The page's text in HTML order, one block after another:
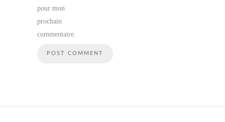
pour mon
prochain
commentaire.